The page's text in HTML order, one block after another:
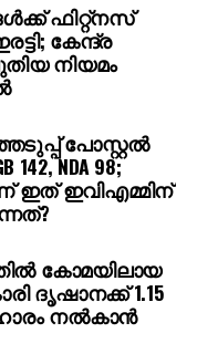
നടത്തുകയും
അന്വേഷണം
സംബന്ധിച്ച്
വരുത്തിയ
ഫിറ്റ്‌നസ്
കേന്ദ്ര
നിയമം
പോസ്റ്റൽ
NDA 98;
ഇവിഎമ്മിന്
കോമയിലായ
ദൃഷാനക്ക് 1.15
നല്‍കാന്‍